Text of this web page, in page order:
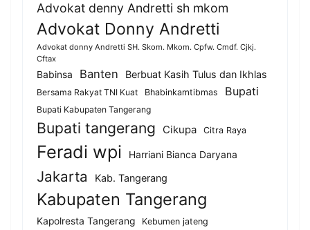
Advokat denny Andretti sh mkom
Advokat Donny Andretti
Advokat donny Andretti SH. Skom. Mkom. Cpfw. Cmdf. Cjkj.
Cftax
Babinsa Banten Berbuat Kasih Tulus dan Ikhlas
Bersama Rakyat TNI Kuat Bhabinkamtibmas Bupati
Bupati Kabupaten Tangerang
Bupati tangerang Cikupa Citra Raya
Feradi wpi Harriani Bianca Daryana
Jakarta Kab. Tangerang
Kabupaten Tangerang
Kapolresta Tangerang Kebumen jateng